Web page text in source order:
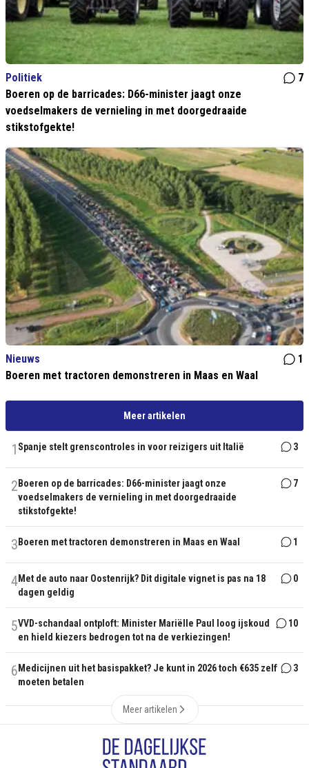
Politiek
7
Boeren op de barricades: D66-minister jaagt onze
voedselmakers de vernieling in met doorgedraaide
stikstofgekte!
Nieuws
1
Boeren met tractoren demonstreren in Maas en Waal
Meer artikelen
1 Spanje stelt grenscontroles in voor reizigers uit Italië 3
2 Boeren op de barricades: D66-minister jaagt onze
voedselmakers de vernieling in met doorgedraaide
stikstofgekte!
7
3 Boeren met tractoren demonstreren in Maas en Waal 1
4Met de auto naar Oostenrijk? Dit digitale vignet is pas na 18
dagen geldig
0
5VVD-schandaal ontploft: Minister Mariëlle Paul loog ijskoud
en hield kiezers bedrogen tot na de verkiezingen!
10
6 Medicijnen uit het basispakket? Je kunt in 2026 toch €635 zelf
moeten betalen
3
Meer artikelen